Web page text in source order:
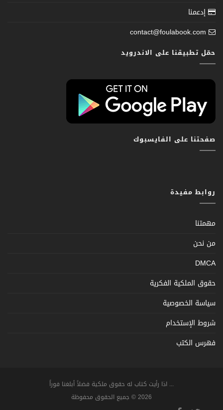
إدعمنا
contact@foulabook.com
حمّل تطبيقنا على الاندرويد
صفحتنا على الفايسبوك
روابط مفيدة
مهمتنا
من نحن
DMCA
حقوق الملكية الفكرية
سياسة الخصوصية
شروط الإستخدام
فهرس الكتب
... اذا رأيت كتاب له حقوق ملكية فضلاً أبلغنا فوراً
2026 © جميع الحقوق محفوظة